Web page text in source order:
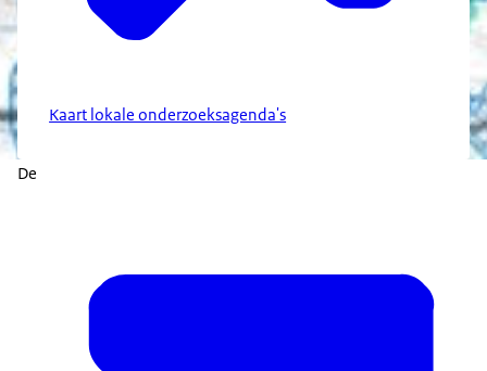
Kaart lokale onderzoeksagenda's
De